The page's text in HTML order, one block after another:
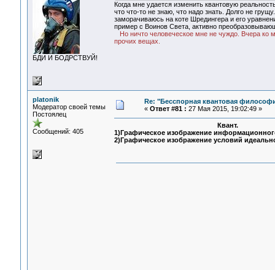
БДИ И БОДРСТВУЙ!
Когда мне удается изменить квантовую
что что-то не знаю, что надо знать. Долго не
заморачиваюсь на коте Шредингера и его
пример с Воинов Света, активно
Но ничто человеческое мне не чуждо. Вчера ко
прочих вещах.
platonik
Модератор своей темы
Постоялец
Сообщений: 405
Re: "Бесспорная квантовая
« Ответ #81 : 27 Мая 2015, 19:02:49 »
Квант.
1)Графическое изображение
2)Графическое изображение условий